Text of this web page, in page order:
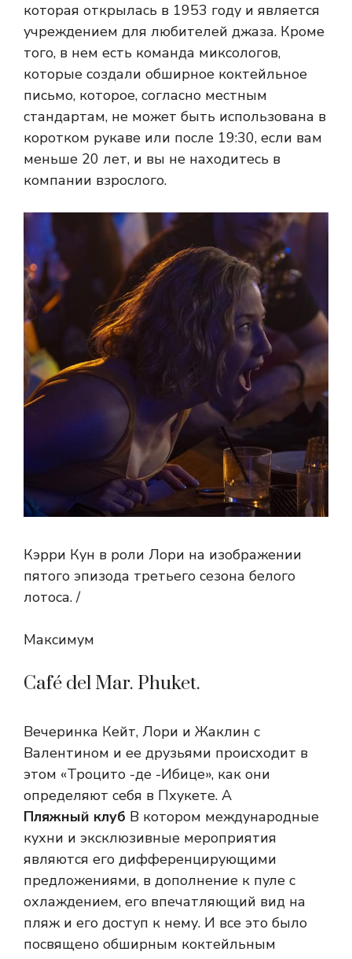
которая открылась в 1953 году и является
учреждением для любителей джаза. Кроме
того, в нем есть команда миксологов,
которые создали обширное коктейльное
письмо, которое, согласно местным
стандартам, не может быть использована в
коротком рукаве или после 19:30, если вам
меньше 20 лет, и вы не находитесь в
компании взрослого.
Кэрри Кун в роли Лори на изображении
пятого эпизода третьего сезона белого
лотоса. /
Максимум
Café del Mar. Phuket.
Вечеринка Кейт, Лори и Жаклин с
Валентином и ее друзьями происходит в
этом «Троцито -де -Ибице», как они
определяют себя в Пхукете. А
Пляжный клуб В котором международные
кухни и эксклюзивные мероприятия
являются его дифференцирующими
предложениями, в дополнение к пуле с
охлаждением, его впечатляющий вид на
пляж и его доступ к нему. И все это было
посвящено обширным коктейльным